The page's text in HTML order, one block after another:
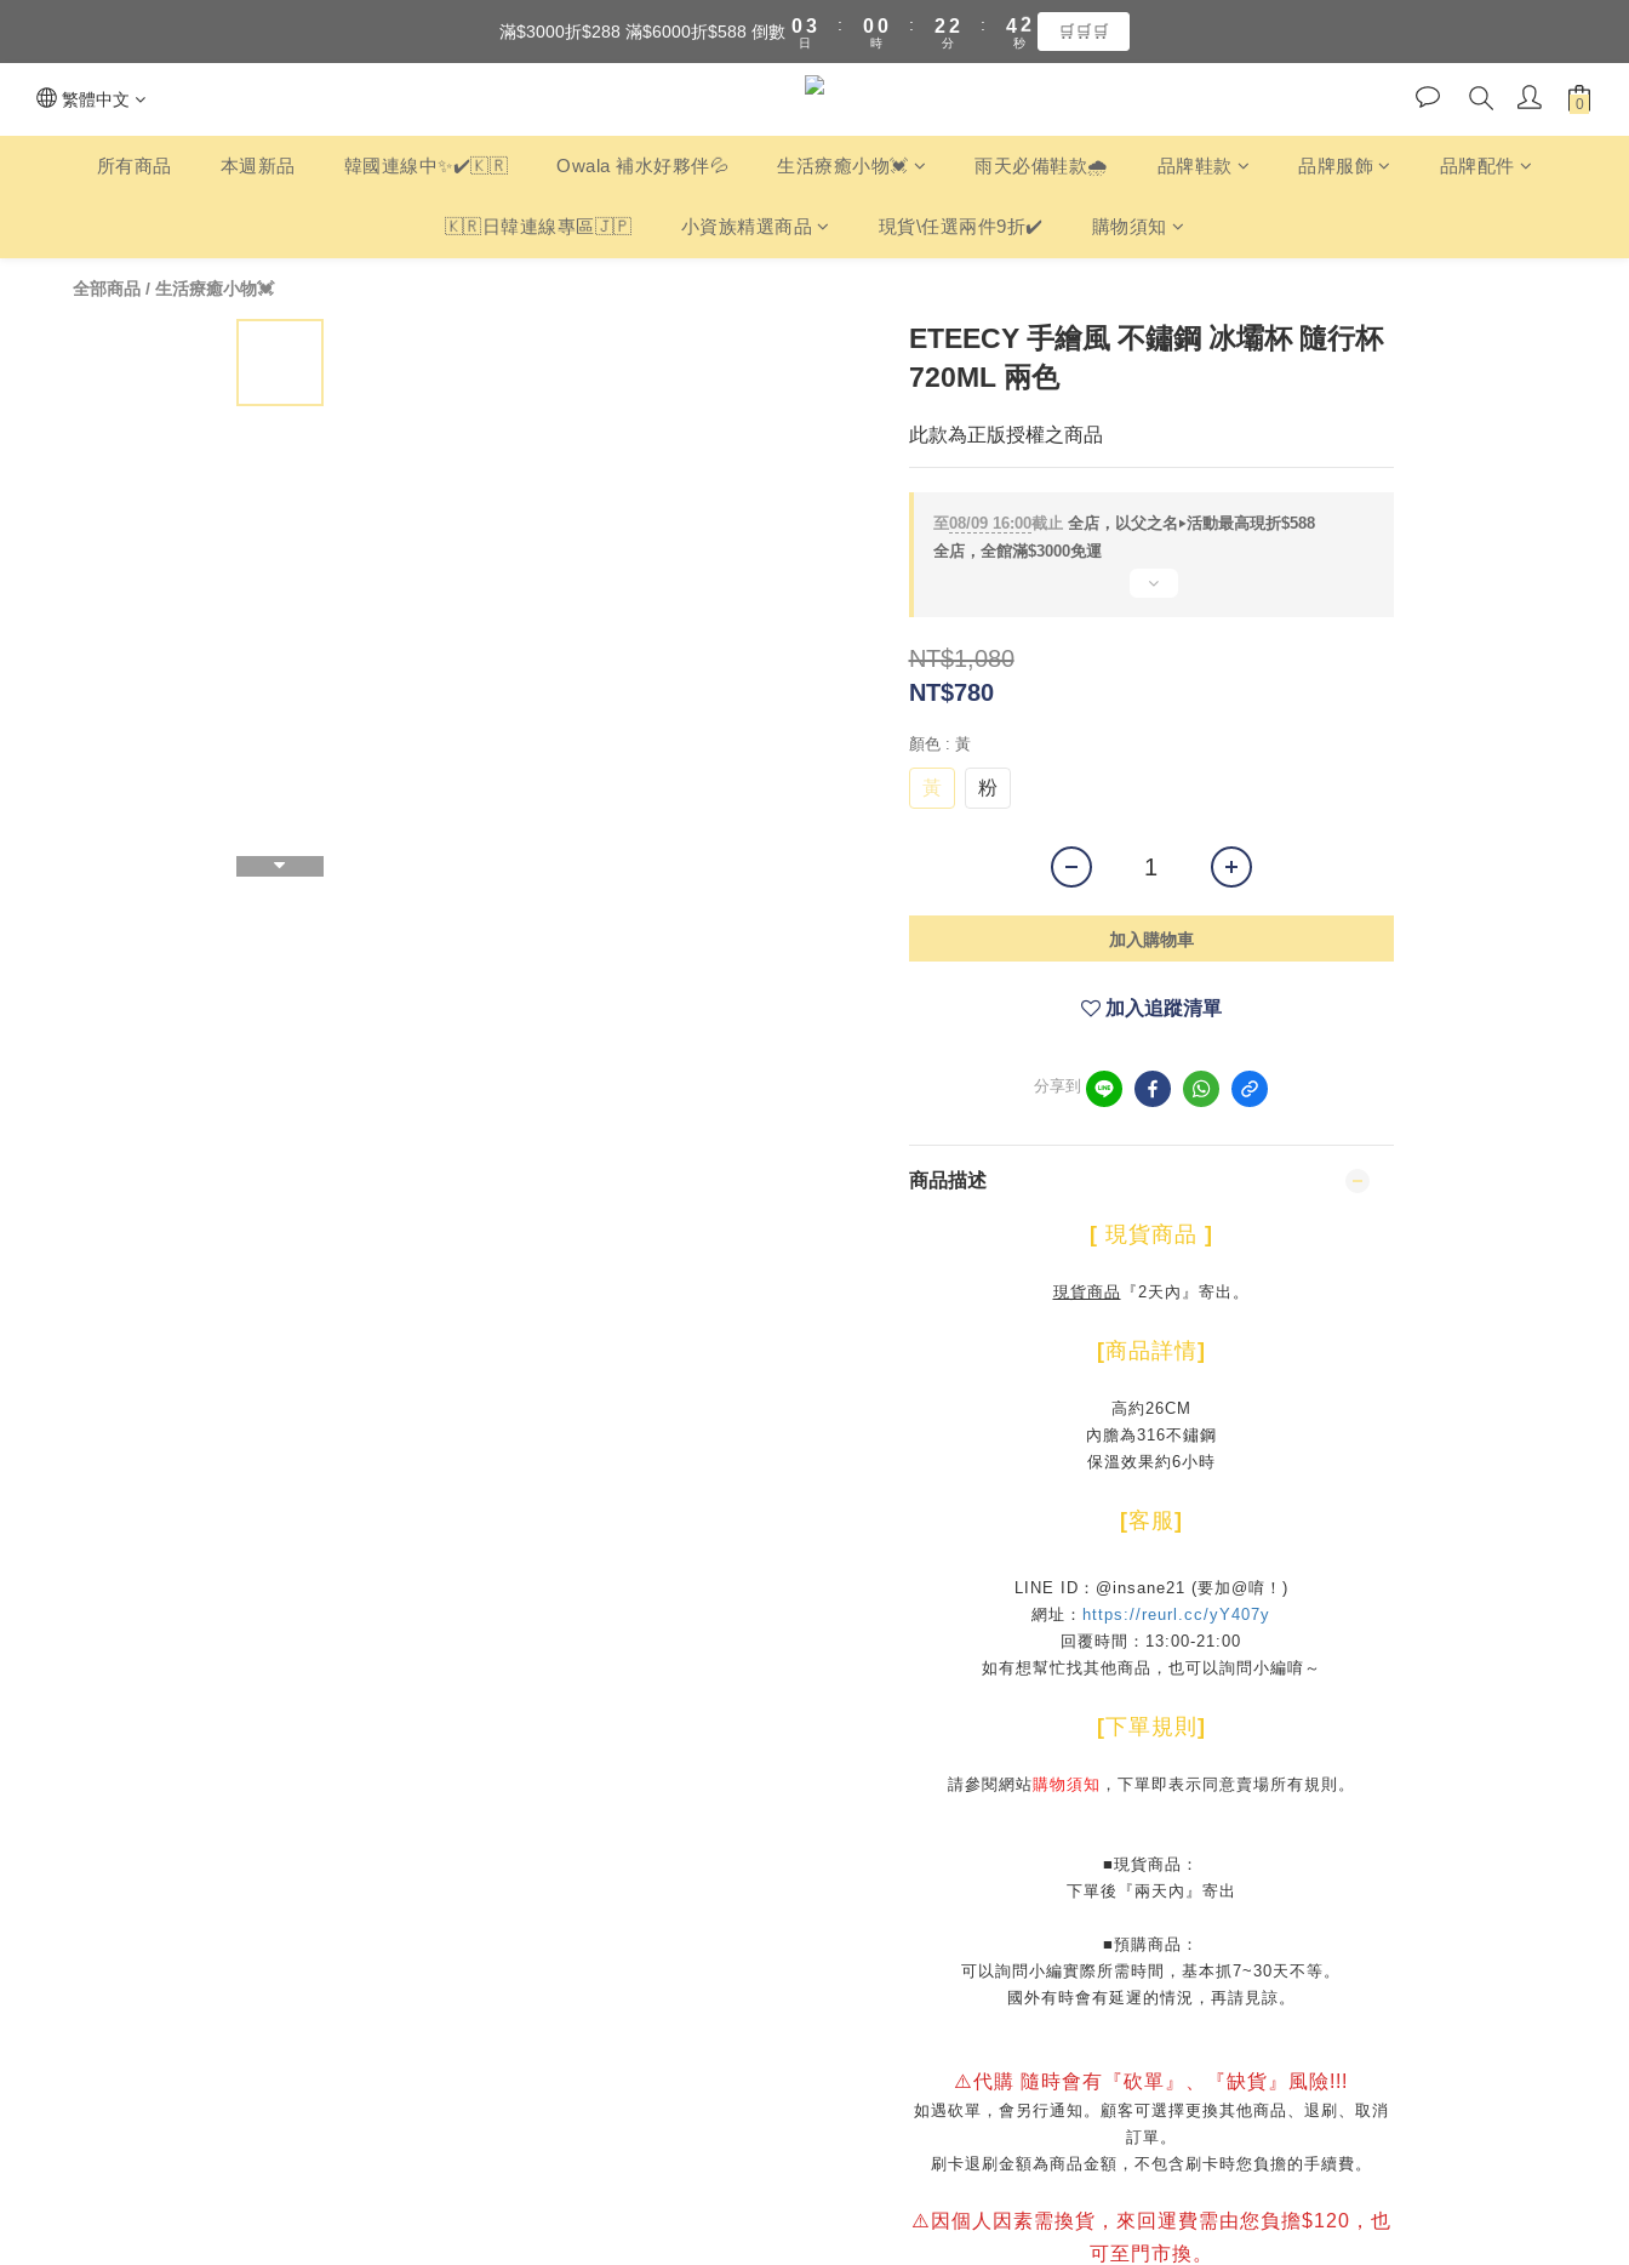
全館滿$3000享『超商』免運費
滿$3000折$288 滿$6000折$588 倒數 03
2
1
日
:
00
時
:
2
1
2
1
分
:
4
3
0
1
0
秒
🛒🛒🛒
全館滿$3000享『超商』免運費
繁體中文
所有商品 本週新品 韓國連線中✨✔️🇰🇷 Owala 補水好夥伴💦 生活療癒小物💓 雨天必備鞋款🌧️ 品牌鞋款 品牌服飾 品牌配件
🇰🇷日韓連線專區🇯🇵 小資族精選商品 現貨\任選兩件9折✔️ 購物須知
全部商品 / 生活療癒小物💓
ETEECY 手繪風 不鏽鋼 冰壩杯 隨行杯
720ML 兩色
此款為正版授權之商品
至08/09 16:00截止全店，以父之名‣活動最高現折$588
全店，全館滿$3000免運
NT$1,080
NT$780
顏色 : 黃
黃 粉
加入購物車
加入追蹤清單
分享到
商品描述
[ 現貨商品 ]
現貨商品 『2天內』寄出。
[商品詳情]
高約26CM
內膽為316不鏽鋼
保溫效果約6小時
[客服]
LINE ID：@insane21 (要加@唷！)
網址： https://reurl.cc/yY407y
回覆時間：13:00-21:00
如有想幫忙找其他商品，也可以詢問小編唷～
[下單規則 ]
請參閱網站購物須知 ，下單即表示同意賣場所有規則。
■現貨商品：
下單後『兩天內』寄出
■預購商品：
可以詢問小編實際所需時間，基本抓7~30天不等。
國外有時會有延遲的情況，再請見諒。
⚠️代購 隨時會有『砍單』、『缺貨』風險!!!
如遇砍單，會另行通知。顧客可選擇更換其他商品、退刷、取消
訂單。
刷卡退刷金額為商品金額，不包含刷卡時您負擔的手續費。
⚠️因個人因素需換貨，來回運費需由您負擔$120，也
可至門市換。